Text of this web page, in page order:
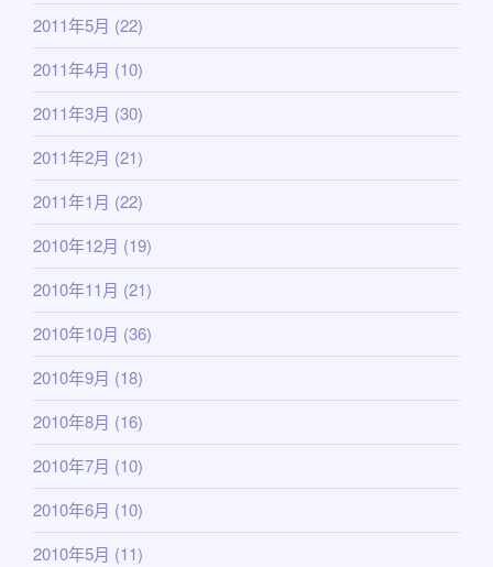
2011年5月 (22)
2011年4月 (10)
2011年3月 (30)
2011年2月 (21)
2011年1月 (22)
2010年12月 (19)
2010年11月 (21)
2010年10月 (36)
2010年9月 (18)
2010年8月 (16)
2010年7月 (10)
2010年6月 (10)
2010年5月 (11)